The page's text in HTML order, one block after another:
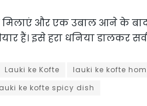
और एक उबाल आने के
हैं। इसे हरा धनिया डालकर
Lauki ke Kofte lauki ke kofte
ke kofte spicy dish